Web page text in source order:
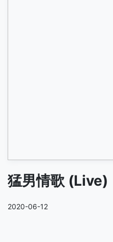
猛男情歌 (Live)
2020-06-12